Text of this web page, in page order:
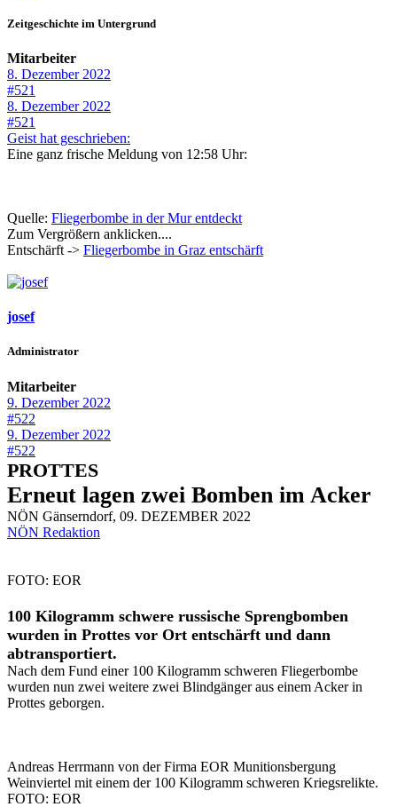
Zeitgeschichte im Untergrund
Mitarbeiter
8. Dezember 2022
#521
8. Dezember 2022
#521
Geist hat geschrieben:
Eine ganz frische Meldung von 12:58 Uhr:
Quelle: Fliegerbombe in der Mur entdeckt
Zum Vergrößern anklicken....
Entschärft -> Fliegerbombe in Graz entschärft
josef
Administrator
Mitarbeiter
9. Dezember 2022
#522
9. Dezember 2022
#522
PROTTES
Erneut lagen zwei Bomben im Acker
NÖN Gänserndorf, 09. DEZEMBER 2022
NÖN Redaktion
FOTO: EOR
100 Kilogramm schwere russische Sprengbomben
wurden in Prottes vor Ort entschärft und dann
abtransportiert.
Nach dem Fund einer 100 Kilogramm schweren Fliegerbombe
wurden nun zwei weitere zwei Blindgänger aus einem Acker in
Prottes geborgen.
Andreas Herrmann von der Firma EOR Munitionsbergung
Weinviertel mit einem der 100 Kilogramm schweren Kriegsrelikte.
FOTO: EOR